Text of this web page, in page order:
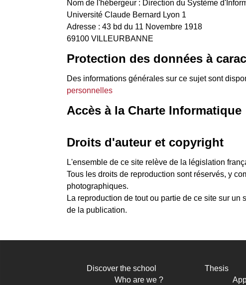
Nom de l'hébergeur : Direction du Système
Université Claude Bernard Lyon 1
Adresse : 43 bd du 11 Novembre 1918
69100 VILLEURBANNE
Protection des données à
Des informations générales sur ce sujet sont
personnelles
Accès à la Charte Informatique
Droits d'auteur et copyright
L'ensemble de ce site relève de la législation
Tous les droits de reproduction sont réservés, y
photographiques.
La reproduction de tout ou partie de ce site sur
de la publication.
Navigation
Discover the school
Who are we ?
Thesis